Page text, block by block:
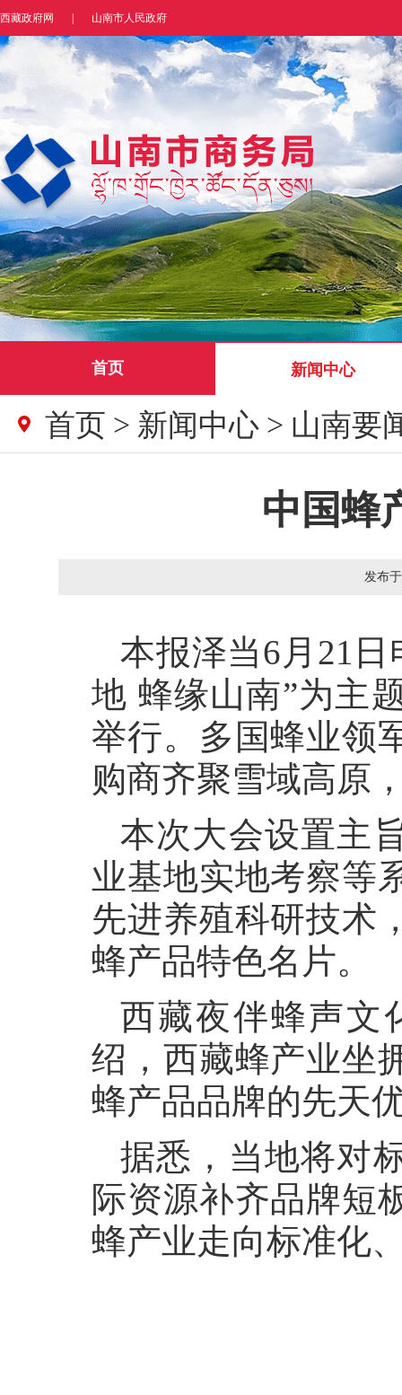
西藏政府网 山南市人民政府
首页 新闻中心
首页 > 新闻中心 > 山南要
中国蜂
发布
本报泽当6月21
地 蜂缘山南”为主
举行。多国蜂业领
购商齐聚雪域高原
本次大会设置主
业基地实地考察等
先进养殖科研技术
蜂产品特色名片。
西藏夜伴蜂声文
绍，西藏蜂产业坐
蜂产品品牌的先天
据悉，当地将对
际资源补齐品牌短
蜂产业走向标准化